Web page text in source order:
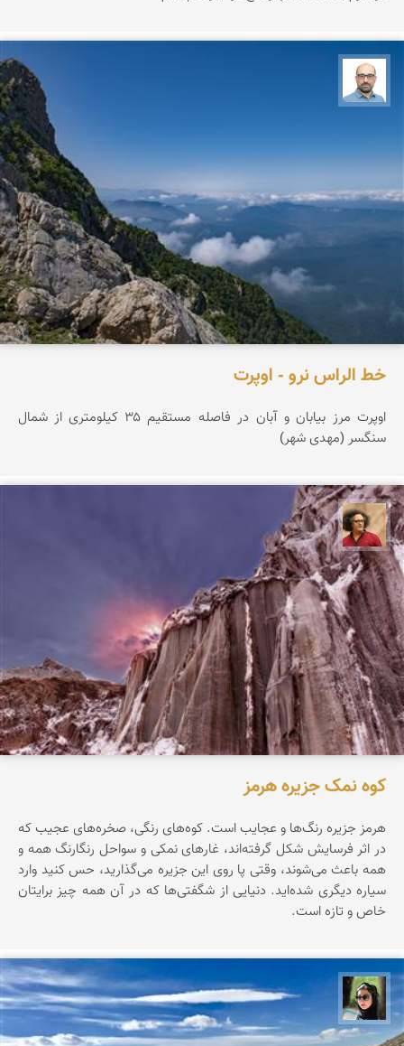
خط الراس نرو - اوپرت
اوپرت مرز بیابان و آبان در فاصله مستقیم ۳۵ کیلومتری از شمال
سنگسر (مهدی شهر)
مصطفی ربیعی بهشتی
کوه نمک جزیره هرمز
هرمز جزیره‌ رنگ‌ها‌ و عجایب است. کوه‌های رنگی، صخره‌های عجیب که
در اثر فرسایش شکل گرفته‌اند، غارهای نمکی و سواحل رنگارنگ همه و
همه باعث می‌شوند، وقتی پا روی این جزیره می‌گذارید، حس کنید وارد
سیاره‌ دیگری شده‌اید. دنیایی از شگفتی‌ها که در آن همه چیز برایتان
خاص و تازه است.
سپیده اصلان